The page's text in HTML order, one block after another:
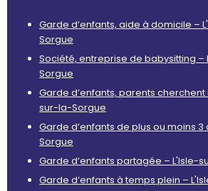
Garde d’enfants, aide à domicile –
Sorgue
Société, entreprise de babysitting –
Sorgue
Garde d’enfants, parents cherchent
sur-la-Sorgue
Garde d’enfants de plus ou moins
Sorgue
Garde d’enfants partagée – L'Isle-
Garde d’enfants à temps plein –